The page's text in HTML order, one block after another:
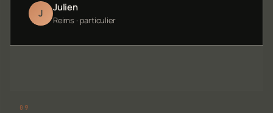
J Julien
Reims · particulier